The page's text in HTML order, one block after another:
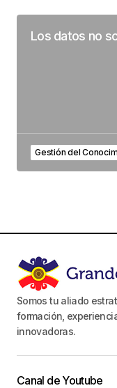
Los datos no
Gestión del
Somos tu aliado
formación,
innovadoras.
Canal de Youtube